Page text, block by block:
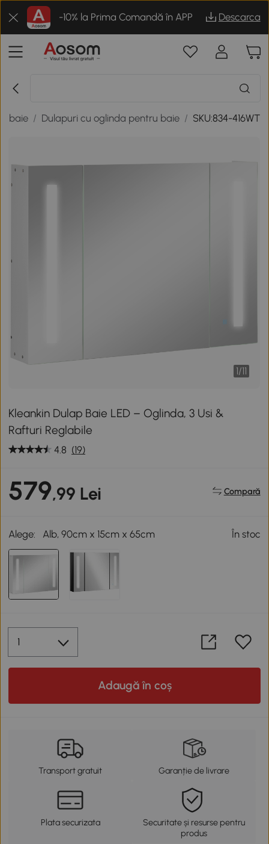
-10% la Prima Comandă în APP Descarca
baie / Dulapuri cu oglinda pentru baie / SKU:834-416WT
1/11
Kleankin Dulap Baie LED – Oglinda, 3 Usi &
Rafturi Reglabile
4.8 (19)
579,99 Lei Compară
Alege: Alb, 90cm x 15cm x 65cm În stoc
Adaugă în coș
Transport gratuit Garanție de livrare
Plata securizata
Securitate și resurse pentru
produs